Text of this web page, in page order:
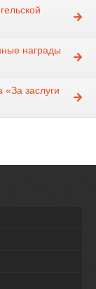
награды
заслуги